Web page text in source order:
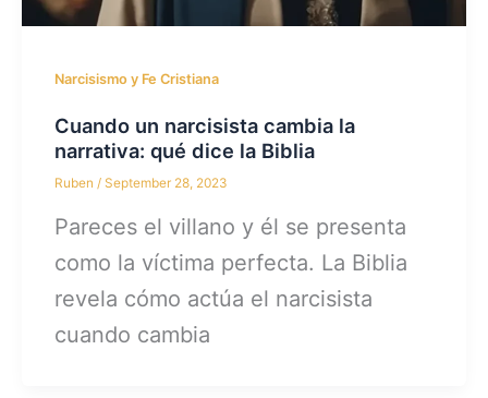
Narcisismo y Fe Cristiana
Cuando un narcisista cambia la
narrativa: qué dice la Biblia
Ruben/September 28, 2023
Pareces el villano y él se presenta
como la víctima perfecta. La Biblia
revela cómo actúa el narcisista
cuando cambia